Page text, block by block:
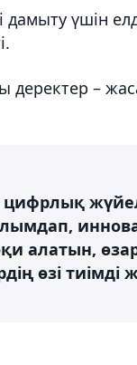
үшін
–
алатын,
өзі тиімді